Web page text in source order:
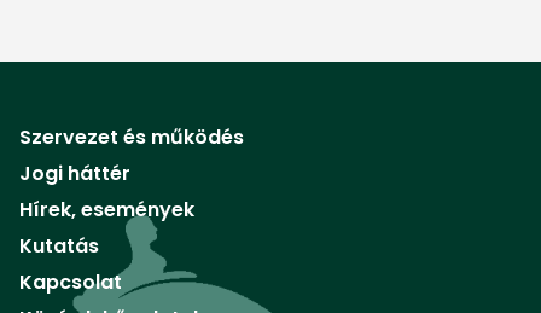
Szervezet és működés
Jogi háttér
Hírek, események
Kutatás
Kapcsolat